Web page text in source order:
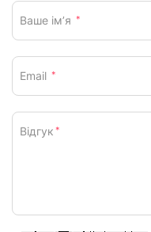
виробником без повідомлення.
Ваше ім’я *
Email *
Відгук *